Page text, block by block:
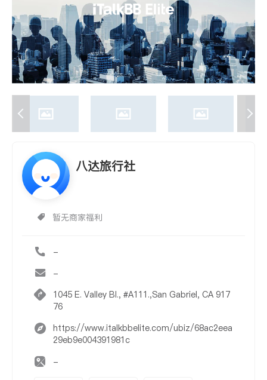
养老 非盈利组织
八达旅行社
暂无商家福利
-
-
1045 E. Valley Bl., #A111.,San Gabriel, CA 917
76
https://www.italkbbelite.com/ubiz/68ac2eea
29eb9e004391981c
-